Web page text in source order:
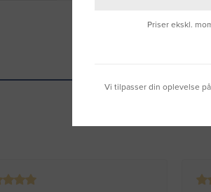
Priser ekskl.
Vi tilpasser din oplevelse